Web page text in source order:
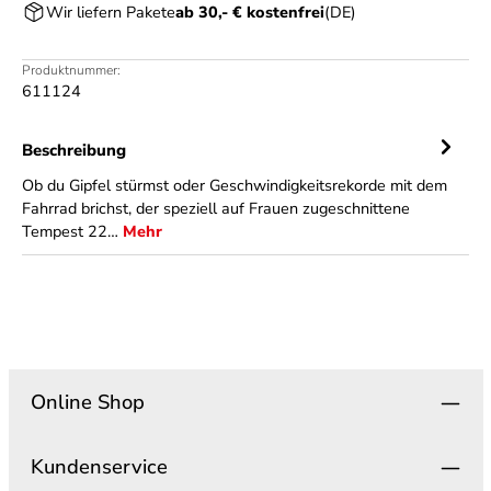
Wir liefern Paketeab 30,- € kostenfrei(DE)
Produktnummer:
611124
Beschreibung
Ob du Gipfel stürmst oder Geschwindigkeitsrekorde mit dem
Fahrrad brichst, der speziell auf Frauen zugeschnittene
Tempest 22… Mehr
Online Shop
Kundenservice